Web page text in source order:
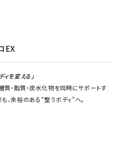
EX
ィを変える」
質・脂質・炭水化物を同時にサポートす
、余裕のある“整うボディ”へ。